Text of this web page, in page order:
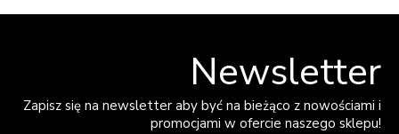
Newsletter
Zapisz się na newsletter aby być na bieżąco z nowościami i
promocjami w ofercie naszego sklepu!